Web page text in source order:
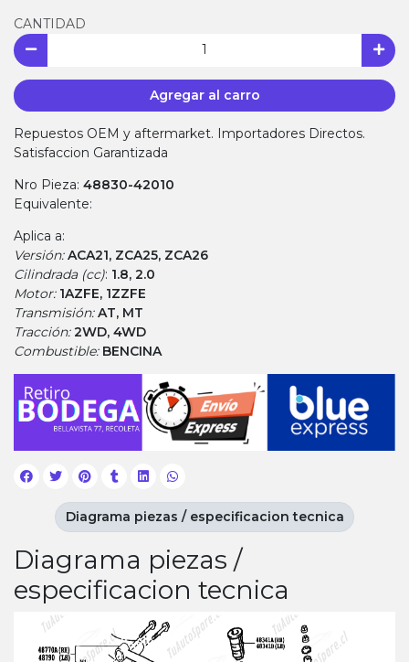
CANTIDAD
Agregar al carro
Repuestos OEM y aftermarket. Importadores Directos.
Satisfaccion Garantizada
Nro Pieza: 48830-42010
Equivalente:
Aplica a:
Versión:ACA21, ZCA25, ZCA26
Cilindrada (cc): 1.8, 2.0
Motor: 1AZFE, 1ZZFE
Transmisión:AT, MT
Tracción:2WD, 4WD
Combustible: BENCINA
Diagrama piezas /
especificacion tecnica
Diagrama piezas / especificacion tecnica